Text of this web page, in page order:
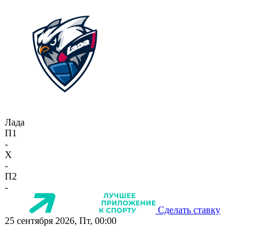
Лада
П1
-
X
-
П2
-
Сделать ставку
25 сентября 2026, Пт, 00:00